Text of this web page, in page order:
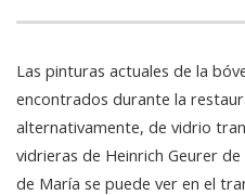
Las pinturas actuales de la
encontrados durante la
alternativamente, de vidrio
vidrieras de Heinrich Geurer
de María se puede ver en el